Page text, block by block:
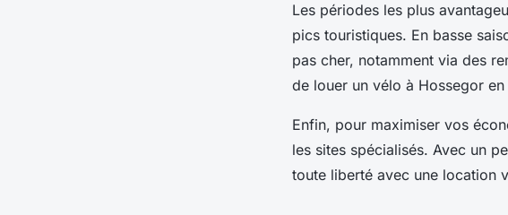
Les périodes les plus
pics touristiques. En basse
pas cher, notamment via des
de louer un vélo à Hossegor
Enfin, pour maximiser vos
les sites spécialisés. Avec un
toute liberté avec une location